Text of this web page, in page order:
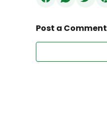
Post a Comment